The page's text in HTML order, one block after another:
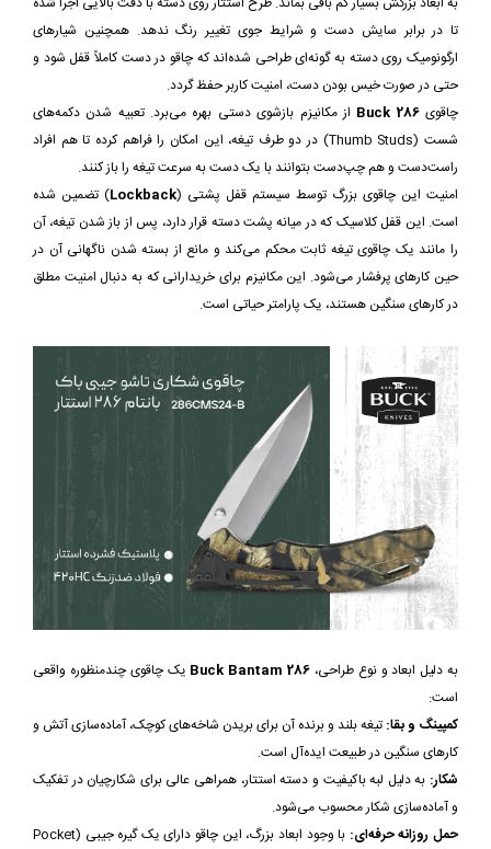
تا در برابر سایش دست و شرایط جوی تغییر رنگ ندهد. همچنین شیارهای
ارگونومیک روی دسته به گونه‌ای طراحی شده‌اند که چاقو در دست کاملاً قفل شود و
حتی در صورت خیس بودن دست، امنیت کاربر حفظ گردد.
چاقویBuck 286 از مکانیزم بازشوی دستی بهره می‌برد. تعبیه شدن دکمه‌های
شست (Thumb Studs) در دو طرف تیغه، این امکان را فراهم کرده تا هم افراد
راست‌دست و هم چپ‌دست بتوانند با یک دست به سرعت تیغه را باز کنند.
امنیت این چاقوی بزرگ توسط سیستم قفل پشتی (Lockback) تضمین شده
است. این قفل کلاسیک که در میانه پشت دسته قرار دارد، پس از باز شدن تیغه، آن
را مانند یک چاقوی تیغه ثابت محکم می‌کند و مانع از بسته شدن ناگهانی آن در
حین کارهای پرفشار می‌شود. این مکانیزم برای خریدارانی که به دنبال امنیت مطلق
در کارهای سنگین هستند، یک پارامتر حیاتی است.
به دلیل ابعاد و نوع طراحی، Buck Bantam 286 یک چاقوی چندمنظوره واقعی
است:
کمپینگ و بقا: تیغه بلند و برنده آن برای بریدن شاخه‌های کوچک، آماده‌سازی آتش و
کارهای سنگین در طبیعت ایده‌آل است.
شکار: به دلیل لبه باکیفیت و دسته استتار، همراهی عالی برای شکارچیان در تفکیک
و آماده‌سازی شکار محسوب می‌شود.
حمل روزانه حرفه‌ای:
با وجود ابعاد بزرگ، این چاقو دارای یک گیره جیبی (Pocket